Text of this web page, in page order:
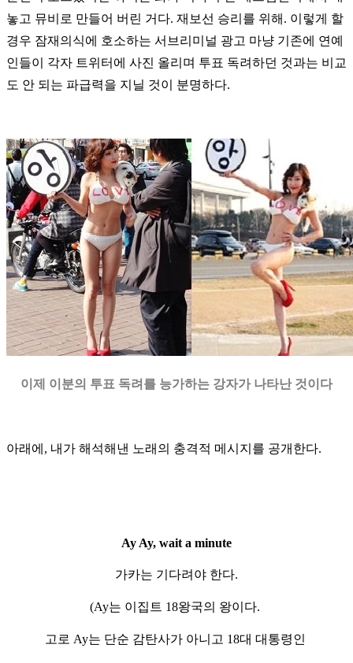
놓고 뮤비로 만들어 버린 거다. 재보선 승리를 위해. 이렇게 할
경우 잠재의식에 호소하는 서브리미널 광고 마냥 기존에 연예
인들이 각자 트위터에 사진 올리며 투표 독려하던 것과는 비교
도 안 되는 파급력을 지닐 것이 분명하다.
이제 이분의 투표 독려를 능가하는 강자가 나타난 것이다
아래에, 내가 해석해낸 노래의 충격적 메시지를 공개한다.
Ay Ay, wait a minute
가카는 기다려야 한다.
(Ay는 이집트 18왕국의 왕이다.
고로 Ay는 단순 감탄사가 아니고 18대 대통령인